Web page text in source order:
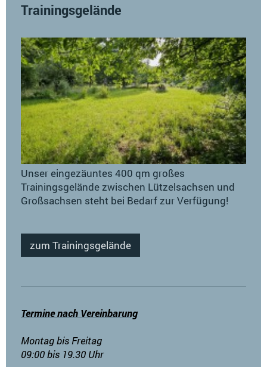
Trainingsgelände
Unser eingezäuntes 400 qm großes
Trainingsgelände zwischen Lützelsachsen und
Großsachsen steht bei Bedarf zur Verfügung!
zum Trainingsgelände
Termine nach Vereinbarung
Montag bis Freitag
09:00 bis 19.30 Uhr